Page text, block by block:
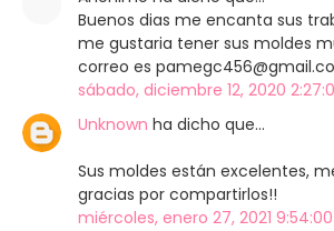
Buenos dias me encanta sus
me gustaria tener sus moldes
correo es
sábado, diciembre 12, 2020
Unknown ha dicho que…
Sus moldes están excelentes,
gracias por compartirlos!!
miércoles, enero 27, 2021